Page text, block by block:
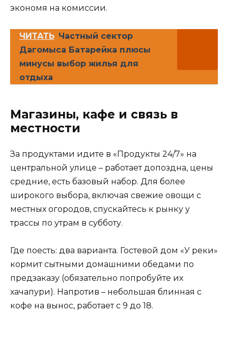
экономя на комиссии.
ЧИТАТЬ Частный сектор
Дагомыса Батарейка плюсы
минусы выбор жилья для
отдыха
Магазины, кафе и связь в
местности
За продуктами идите в «Продукты 24/7» на
центральной улице – работает допоздна, цены
средние, есть базовый набор. Для более
широкого выбора, включая свежие овощи с
местных огородов, спускайтесь к рынку у
трассы по утрам в субботу.
Где поесть: два варианта. Гостевой дом «У реки»
кормит сытными домашними обедами по
предзаказу (обязательно попробуйте их
хачапури). Напротив – небольшая блинная с
кофе на вынос, работает с 9 до 18.